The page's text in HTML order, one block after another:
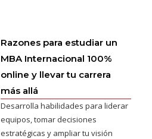
Razones para estudiar un
MBA Internacional 100%
online y llevar tu carrera
más allá
Desarrolla habilidades para liderar
equipos, tomar decisiones
estratégicas y ampliar tu visión